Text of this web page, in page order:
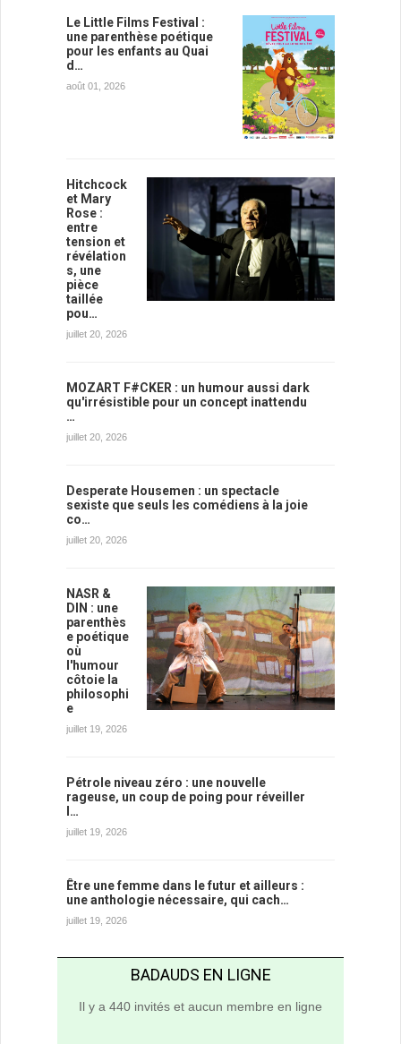
Le Little Films Festival :
une parenthèse poétique
pour les enfants au Quai
d…
août 01, 2026
Hitchcock
et Mary
Rose :
entre
tension et
révélation
s, une
pièce
taillée
pou…
juillet 20, 2026
MOZART F#CKER : un humour aussi dark
qu'irrésistible pour un concept inattendu
…
juillet 20, 2026
Desperate Housemen : un spectacle
sexiste que seuls les comédiens à la joie
co…
juillet 20, 2026
NASR &
DIN : une
parenthès
e poétique
où
l'humour
côtoie la
philosophi
e
juillet 19, 2026
Pétrole niveau zéro : une nouvelle
rageuse, un coup de poing pour réveiller
l…
juillet 19, 2026
Être une femme dans le futur et ailleurs :
une anthologie nécessaire, qui cach…
juillet 19, 2026
BADAUDS EN LIGNE
Il y a 440 invités et aucun membre en ligne